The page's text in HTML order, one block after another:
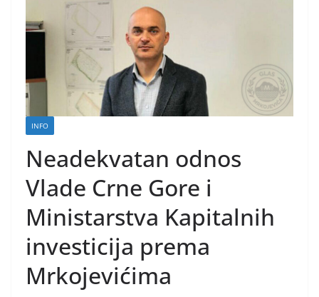
INFO
Neadekvatan odnos
Vlade Crne Gore i
Ministarstva Kapitalnih
investicija prema
Mrkojevićima